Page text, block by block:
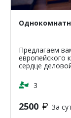
Предлагаем
европейского
сердце
от сроков и
3
2500 За